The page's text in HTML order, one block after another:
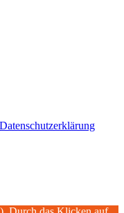
Datenschutzerklärung